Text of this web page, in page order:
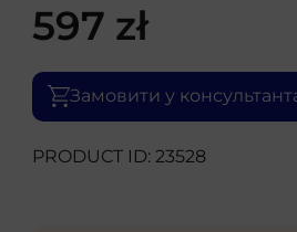
597 zł
Замовити у
PRODUCT ID: 23528